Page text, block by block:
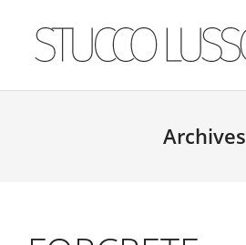
Archives